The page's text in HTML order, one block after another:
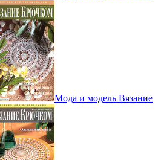
Мода и модель Вязание